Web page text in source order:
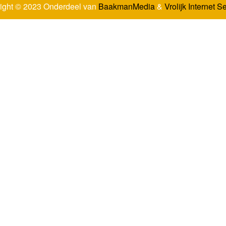
© 2023 Onderdeel van BaakmanMedia& Vrolijk Internet